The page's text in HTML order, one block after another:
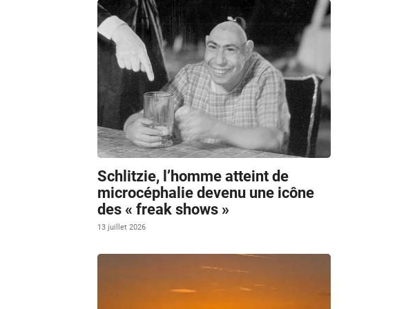
Schlitzie, l’homme atteint de
microcéphalie devenu une icône
des « freak shows »
13 juillet 2026